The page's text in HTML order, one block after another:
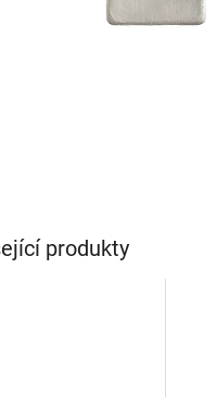
produkty